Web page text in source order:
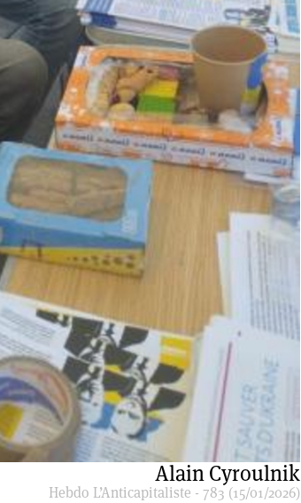
Alain Cyroulnik
Hebdo L’Anticapitaliste - 783 (15/01/2026)